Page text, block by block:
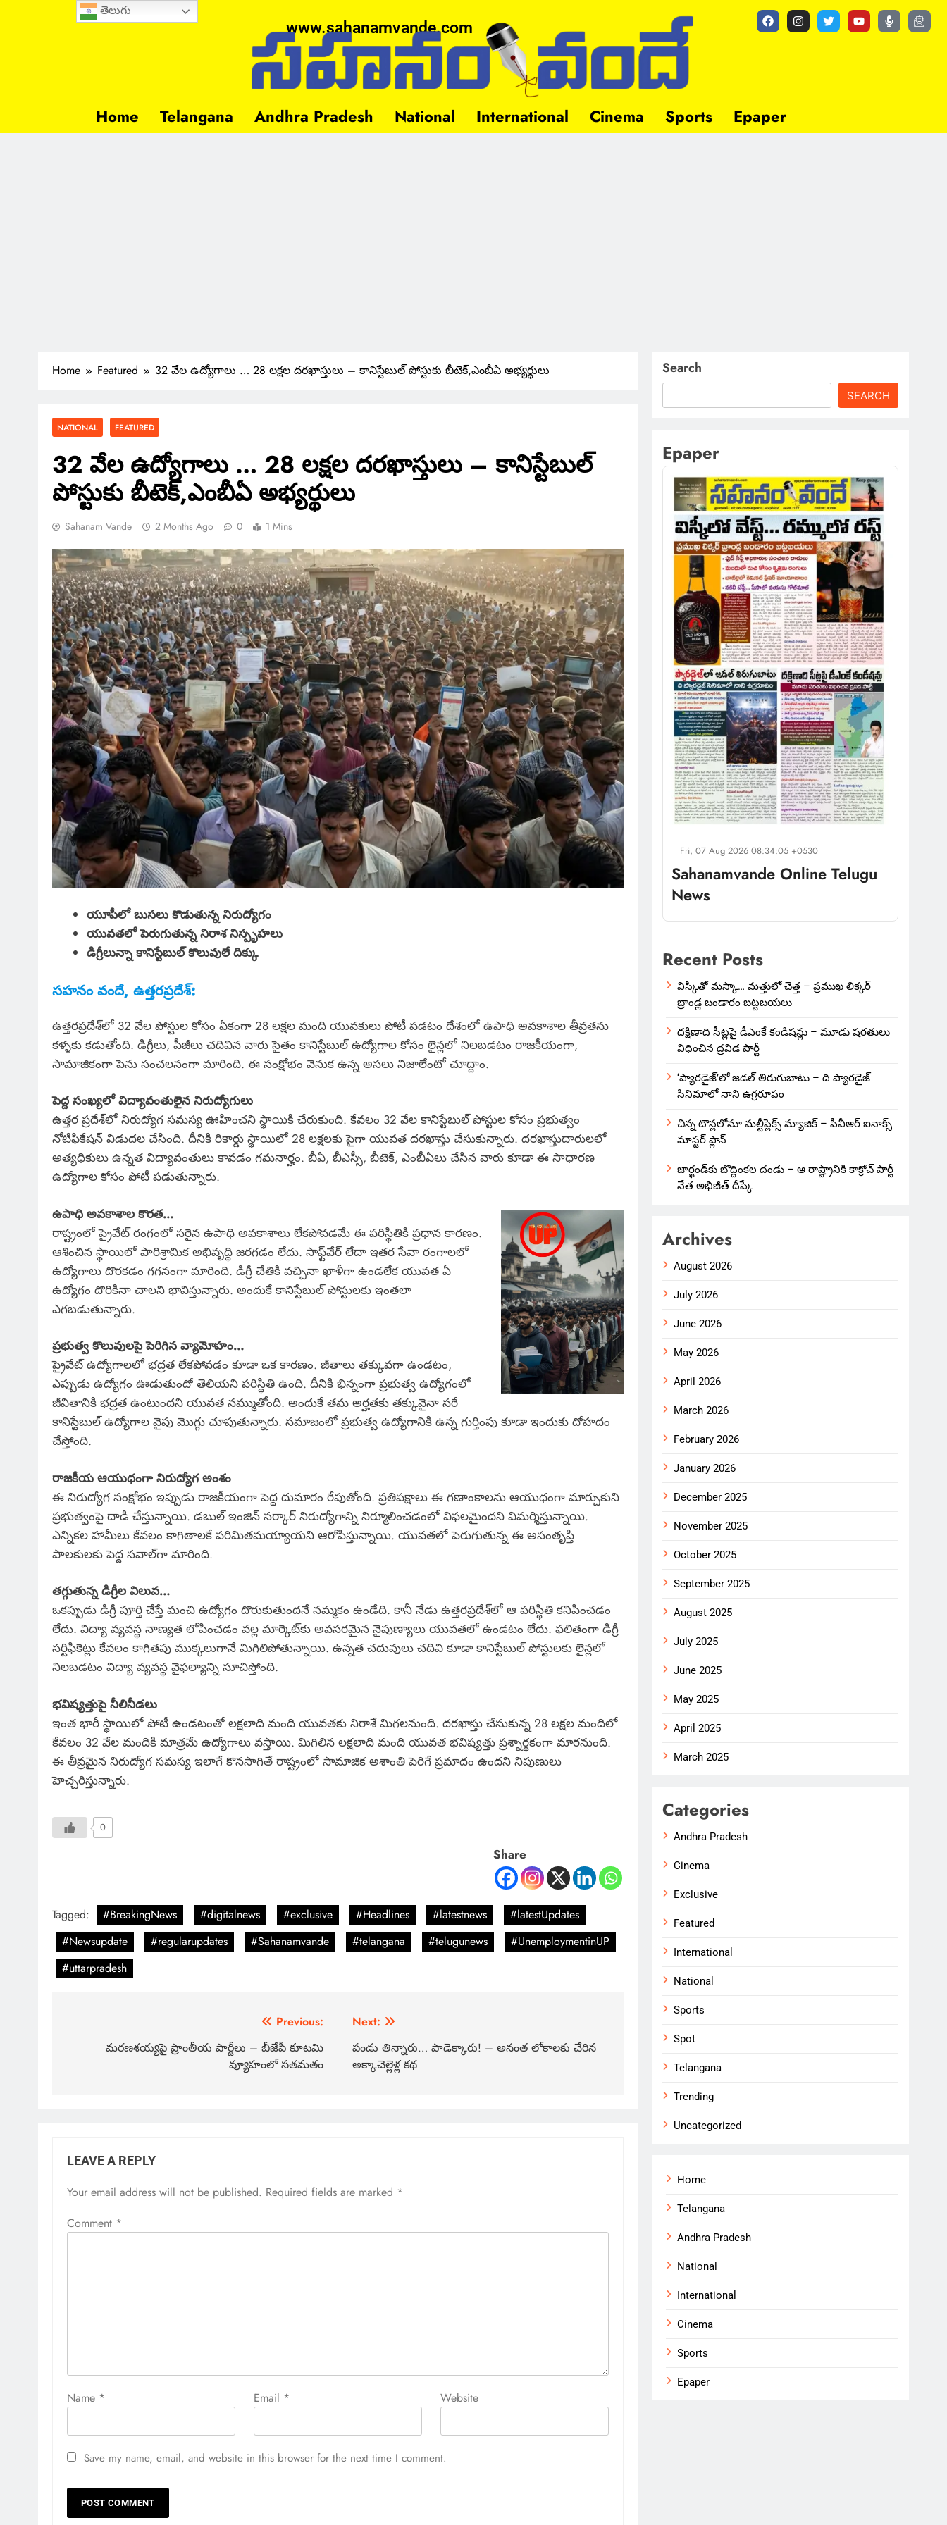
www.sahanamvande.com
Home Telangana Andhra Pradesh National International Cinema Sports Epaper
Home Featured 32 వేల ఉద్యోగాలు … 28 లక్షల దరఖాస్తులు – కానిస్టేబుల్ పోస్టుకు బీటెక్,ఎంబీఏ అభ్యర్థులు
NATIONAL FEATURED
32 వేల ఉద్యోగాలు … 28 లక్షల దరఖాస్తులు – కానిస్టేబుల్
పోస్టుకు బీటెక్,ఎంబీఏ అభ్యర్థులు
Sahanam Vande 2 Months Ago 0 1 Mins
యూపీలో బుసలు కొడుతున్న నిరుద్యోగం
యువతలో పెరుగుతున్న నిరాశ నిస్పృహలు
డిగ్రీలున్నా కానిస్టేబుల్ కొలువులే దిక్కు
సహనం వందే, ఉత్తరప్రదేశ్‌:
ఉత్తరప్రదేశ్‌లో 32 వేల పోస్టుల కోసం ఏకంగా 28 లక్షల మంది యువకులు పోటీ పడటం దేశంలో ఉపాధి అవకాశాల తీవ్రతను
కళ్ళకు కడుతోంది. డిగ్రీలు, పీజీలు చదివిన వారు సైతం కానిస్టేబుల్ ఉద్యోగాల కోసం లైన్లలో నిలబడటం రాజకీయంగా,
సామాజికంగా పెను సంచలనంగా మారింది. ఈ సంక్షోభం వెనుక ఉన్న అసలు నిజాలేంటో చూద్దాం.
పెద్ద సంఖ్యలో విద్యావంతులైన నిరుద్యోగులు
ఉత్తర ప్రదేశ్‌లో నిరుద్యోగ సమస్య ఊహించని స్థాయికి చేరుకుంది. కేవలం 32 వేల కానిస్టేబుల్ పోస్టుల కోసం ప్రభుత్వం
నోటిఫికేషన్ విడుదల చేసింది. దీనికి రికార్డు స్థాయిలో 28 లక్షలకు పైగా యువత దరఖాస్తు చేసుకున్నారు. దరఖాస్తుదారులలో
అత్యధికులు ఉన్నత విద్యావంతులు కావడం గమనార్హం. బీఏ, బీఎస్సీ, బీటెక్, ఎంబీఏలు చేసిన వారు కూడా ఈ సాధారణ
ఉద్యోగాల కోసం పోటీ పడుతున్నారు.
ఉపాధి అవకాశాల కొరత…
రాష్ట్రంలో ప్రైవేట్ రంగంలో సరైన ఉపాధి అవకాశాలు లేకపోవడమే ఈ పరిస్థితికి ప్రధాన కారణం.
ఆశించిన స్థాయిలో పారిశ్రామిక అభివృద్ధి జరగడం లేదు. సాఫ్ట్‌వేర్ లేదా ఇతర సేవా రంగాలలో
ఉద్యోగాలు దొరకడం గగనంగా మారింది. డిగ్రీ చేతికి వచ్చినా ఖాళీగా ఉండలేక యువత ఏ
ఉద్యోగం దొరికినా చాలని భావిస్తున్నారు. అందుకే కానిస్టేబుల్ పోస్టులకు ఇంతలా
ఎగబడుతున్నారు.
ప్రభుత్వ కొలువులపై పెరిగిన వ్యామోహం…
ప్రైవేట్ ఉద్యోగాలలో భద్రత లేకపోవడం కూడా ఒక కారణం. జీతాలు తక్కువగా ఉండటం,
ఎప్పుడు ఉద్యోగం ఊడుతుందో తెలియని పరిస్థితి ఉంది. దీనికి భిన్నంగా ప్రభుత్వ ఉద్యోగంలో
జీవితానికి భద్రత ఉంటుందని యువత నమ్ముతోంది. అందుకే తమ అర్హతకు తక్కువైనా సరే
కానిస్టేబుల్ ఉద్యోగాల వైపు మొగ్గు చూపుతున్నారు. సమాజంలో ప్రభుత్వ ఉద్యోగానికి ఉన్న గుర్తింపు కూడా ఇందుకు దోహదం
చేస్తోంది.
రాజకీయ ఆయుధంగా నిరుద్యోగ అంశం
ఈ నిరుద్యోగ సంక్షోభం ఇప్పుడు రాజకీయంగా పెద్ద దుమారం రేపుతోంది. ప్రతిపక్షాలు ఈ గణాంకాలను ఆయుధంగా మార్చుకుని
ప్రభుత్వంపై దాడి చేస్తున్నాయి. డబుల్ ఇంజిన్ సర్కార్ నిరుద్యోగాన్ని నిర్మూలించడంలో విఫలమైందని విమర్శిస్తున్నాయి.
ఎన్నికల హామీలు కేవలం కాగితాలకే పరిమితమయ్యాయని ఆరోపిస్తున్నాయి. యువతలో పెరుగుతున్న ఈ అసంతృప్తి
పాలకులకు పెద్ద సవాల్‌గా మారింది.
తగ్గుతున్న డిగ్రీల విలువ…
ఒకప్పుడు డిగ్రీ పూర్తి చేస్తే మంచి ఉద్యోగం దొరుకుతుందనే నమ్మకం ఉండేది. కానీ నేడు ఉత్తరప్రదేశ్‌లో ఆ పరిస్థితి కనిపించడం
లేదు. విద్యా వ్యవస్థ నాణ్యత లోపించడం వల్ల మార్కెట్‌కు అవసరమైన నైపుణ్యాలు యువతలో ఉండటం లేదు. ఫలితంగా డిగ్రీ
సర్టిఫికెట్లు కేవలం కాగితపు ముక్కలుగానే మిగిలిపోతున్నాయి. ఉన్నత చదువులు చదివి కూడా కానిస్టేబుల్ పోస్టులకు లైన్లలో
నిలబడటం విద్యా వ్యవస్థ వైఫల్యాన్ని సూచిస్తోంది.
భవిష్యత్తుపై నీలినీడలు
ఇంత భారీ స్థాయిలో పోటీ ఉండటంతో లక్షలాది మంది యువతకు నిరాశే మిగలనుంది. దరఖాస్తు చేసుకున్న 28 లక్షల మందిలో
కేవలం 32 వేల మందికి మాత్రమే ఉద్యోగాలు వస్తాయి. మిగిలిన లక్షలాది మంది యువత భవిష్యత్తు ప్రశ్నార్థకంగా మారనుంది.
ఈ తీవ్రమైన నిరుద్యోగ సమస్య ఇలాగే కొనసాగితే రాష్ట్రంలో సామాజిక అశాంతి పెరిగే ప్రమాదం ఉందని నిపుణులు
హెచ్చరిస్తున్నారు.
0
Share
Tagged: #BreakingNews #digitalnews #exclusive #Headlines #latestnews
#latestUpdates
#Newsupdate
#regularupdates #Sahanamvande #telangana #telugunews
#UnemploymentinUP
#uttarpradesh
Previous:
మరణశయ్యపై ప్రాంతీయ పార్టీలు – బీజేపీ కూటమి
వ్యూహంలో సతమతం
Next:
పండు తిన్నారు… పాడెక్కారు! – అనంత లోకాలకు చేరిన
అక్కాచెల్లెళ్ల కథ
LEAVE A REPLY
Your email address will not be published. Required fields are marked *
Comment *
Name * Email * Website
Save my name, email, and website in this browser for the next time I comment.
Search
SEARCH
Epaper
Fri, 07 Aug 2026 08:34:05 +0530
Sahanamvande Online Telugu
News
Recent Posts
విస్కీతో మస్కా… మత్తులో చెత్త – ప్రముఖ లిక్కర్
బ్రాండ్ల బండారం బట్టబయలు
దక్షిణాది సీట్లపై డీఎంకే కండిషన్లు – మూడు షరతులు
విధించిన ద్రవిడ పార్టీ
‘ప్యారడైజ్’లో జడల్ తిరుగుబాటు – ది ప్యారడైజ్
సినిమాలో నాని ఉగ్రరూపం
చిన్న టౌన్లలోనూ మల్టీప్లెక్స్‌ మ్యాజిక్ – పీవీఆర్ ఐనాక్స్
మాస్టర్ ప్లాన్
జార్ఖండ్‌కు బొద్దింకల దండు – ఆ రాష్ట్రానికి కాక్రోచ్ పార్టీ
నేత అభిజీత్ దీప్కే
Archives
August 2026
July 2026
June 2026
May 2026
April 2026
March 2026
February 2026
January 2026
December 2025
November 2025
October 2025
September 2025
August 2025
July 2025
June 2025
May 2025
April 2025
March 2025
Categories
Andhra Pradesh
Cinema
Exclusive
Featured
International
National
Sports
Spot
Telangana
Trending
Uncategorized
Home
Telangana
Andhra Pradesh
National
International
Cinema
Sports
Epaper
తెలుగు